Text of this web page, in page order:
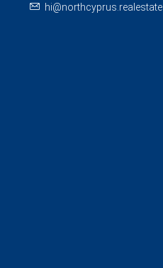
hi@northcyprus.realestate